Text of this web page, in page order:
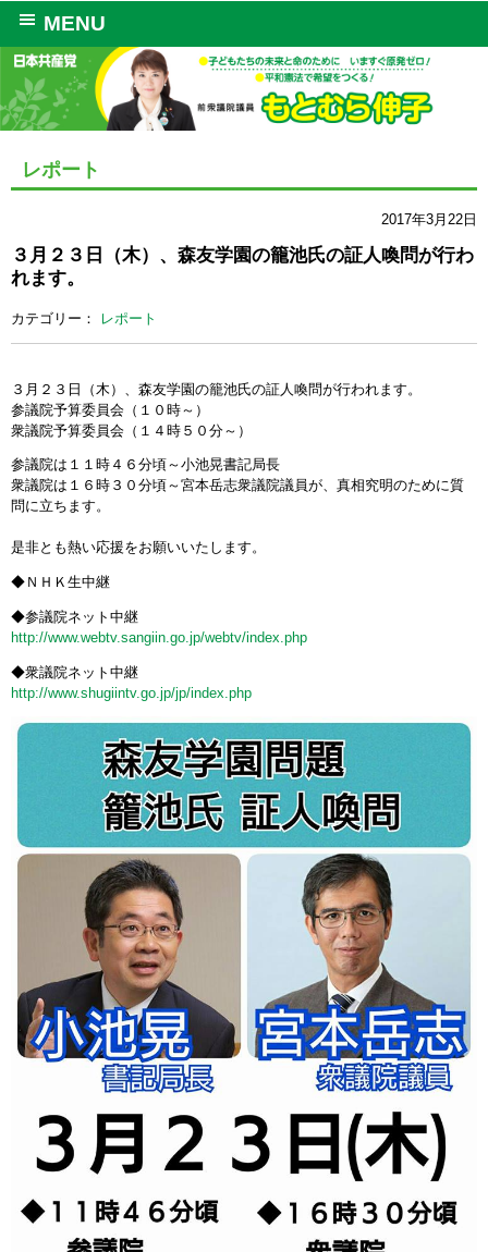
MENU
レポート
2017年3月22日
３月２３日（木）、森友学園の籠池氏の証人喚問が行わ
れます。
カテゴリー： レポート
３月２３日（木）、森友学園の籠池氏の証人喚問が行われます。
参議院予算委員会（１０時～）
衆議院予算委員会（１４時５０分～）
参議院は１１時４６分頃～小池晃書記局長
衆議院は１６時３０分頃～宮本岳志衆議院議員が、真相究明のために質
問に立ちます。
是非とも熱い応援をお願いいたします。
◆ＮＨＫ生中継
◆参議院ネット中継
http://www.webtv.sangiin.go.jp/webtv/index.php
◆衆議院ネット中継
http://www.shugiintv.go.jp/jp/index.php